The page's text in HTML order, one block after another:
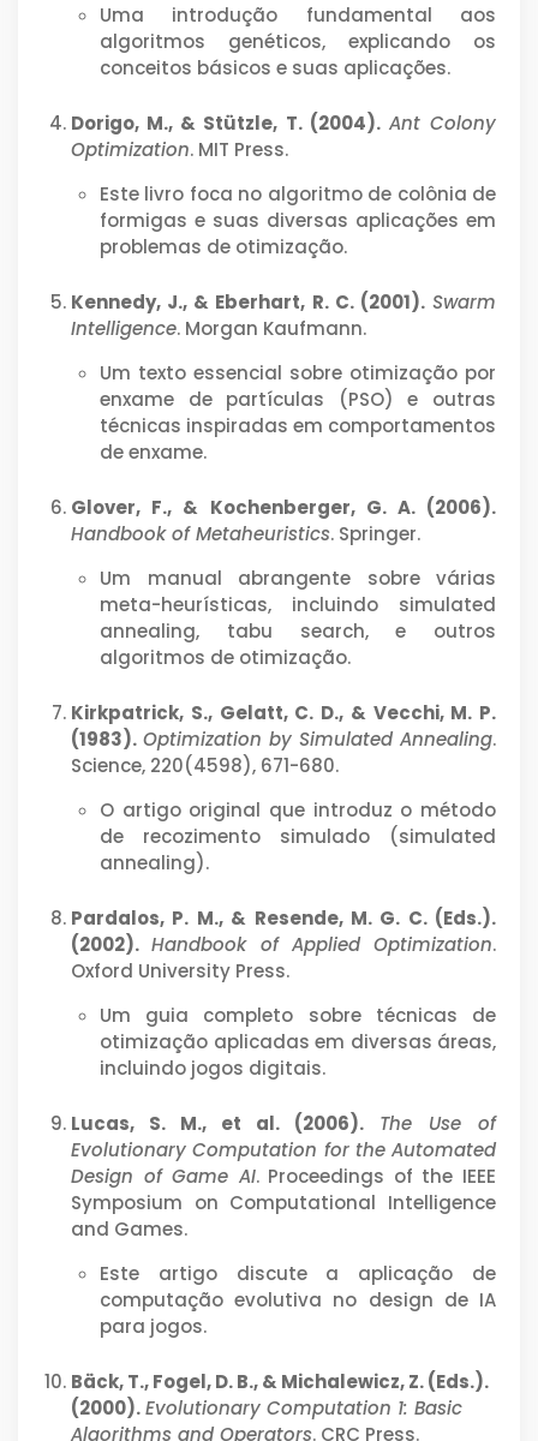
Uma introdução fundamental aos
algoritmos genéticos, explicando os
conceitos básicos e suas aplicações.
Dorigo, M., & Stützle, T. (2004). Ant Colony
Optimization. MIT Press.
Este livro foca no algoritmo de colônia de
formigas e suas diversas aplicações em
problemas de otimização.
Kennedy, J., & Eberhart, R. C. (2001). Swarm
Intelligence. Morgan Kaufmann.
Um texto essencial sobre otimização por
enxame de partículas (PSO) e outras
técnicas inspiradas em comportamentos
de enxame.
Glover, F., & Kochenberger, G. A. (2006).
Handbook of Metaheuristics. Springer.
Um manual abrangente sobre várias
meta-heurísticas, incluindo simulated
annealing, tabu search, e outros
algoritmos de otimização.
Kirkpatrick, S., Gelatt, C. D., & Vecchi, M. P.
(1983). Optimization by Simulated Annealing.
Science, 220(4598), 671-680.
O artigo original que introduz o método
de recozimento simulado (simulated
annealing).
Pardalos, P. M., & Resende, M. G. C. (Eds.).
(2002). Handbook of Applied Optimization.
Oxford University Press.
Um guia completo sobre técnicas de
otimização aplicadas em diversas áreas,
incluindo jogos digitais.
Lucas, S. M., et al. (2006).
The Use of
Evolutionary Computation for the Automated
Design of Game AI. Proceedings of the IEEE
Symposium on Computational Intelligence
and Games.
Este artigo discute a aplicação de
computação evolutiva no design de IA
para jogos.
Bäck, T., Fogel, D. B., & Michalewicz, Z. (Eds.).
(2000).Evolutionary Computation 1: Basic
Algorithms and Operators. CRC Press.